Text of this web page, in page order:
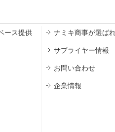
ース提供
ナミキ商事が選ば
サプライヤー情報
お問い合わせ
企業情報